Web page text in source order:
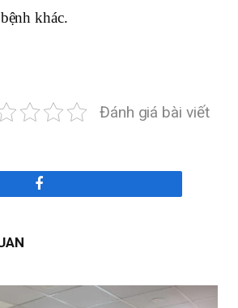
khác.
Đánh giá bài viết
Facebook